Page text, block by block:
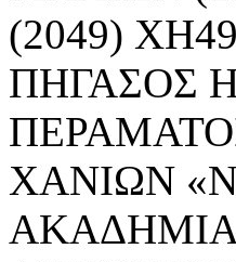
(2049)
ΠΗΓΑΣΟΣ
ΧΑΝΙΩΝ
ΑΚΑΔΗΜΙΑ